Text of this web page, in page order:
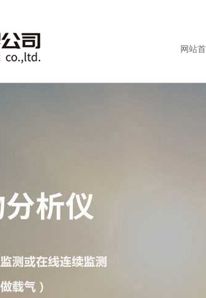
网站